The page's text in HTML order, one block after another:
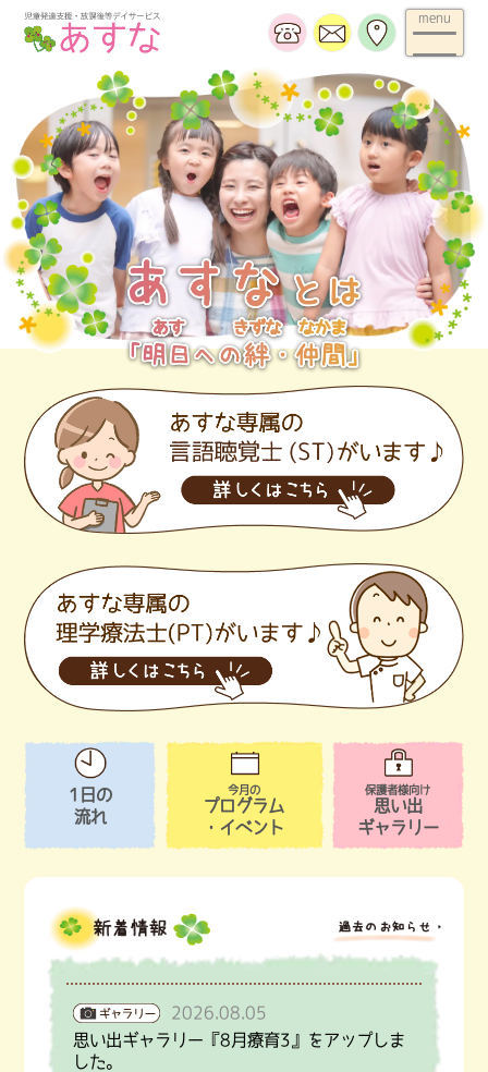
ホーム
お知らせ
あすなの療育
あすなについて
スタッフ紹介
ご利用について
見学・お問い合わせ
1日の
流れ
今月の
プログラム
・イベント
保護者様向け
思い出
ギャラリー
2026.08.05
思い出ギャラリー『8月療育3』をアップしま
した。
menu